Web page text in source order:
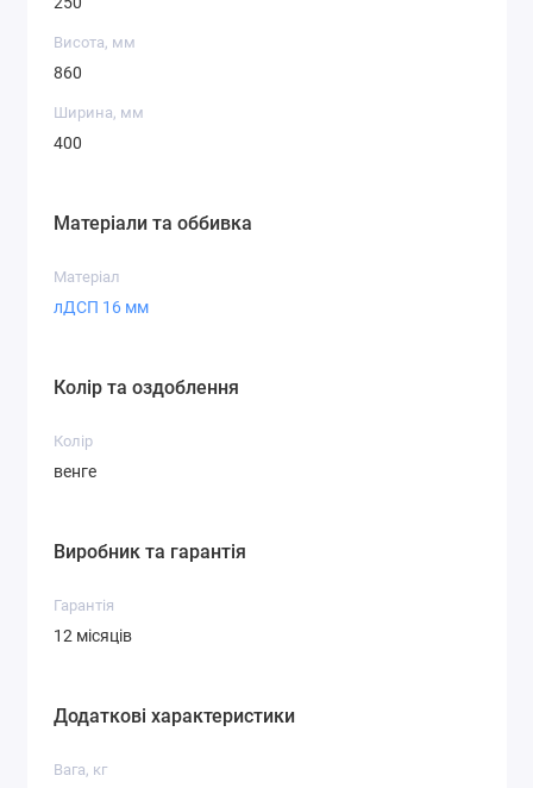
Висота, мм
860
Ширина, мм
400
Матеріали та оббивка
Матеріал
лДСП 16 мм
Колір та оздоблення
Колір
венге
Виробник та гарантія
Гарантія
12 місяців
Додаткові характеристики
Вага, кг